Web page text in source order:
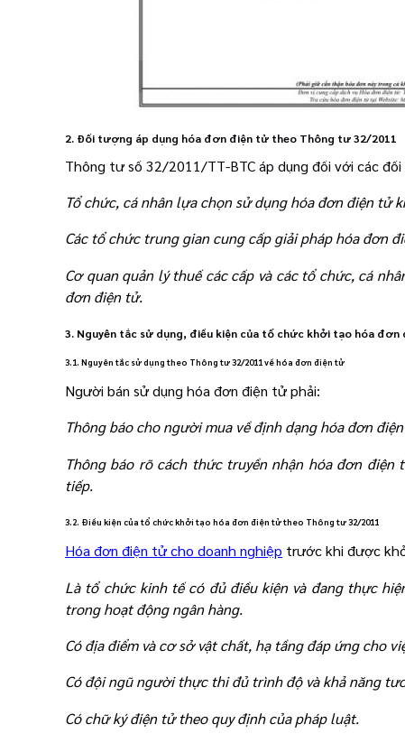
2. Đối tượng áp dụng hóa đơn điện tử theo Thông tư 32/2011
Thông tư số 32/2011/TT-BTC áp dụng đối với các
Tổ chức, cá nhân lựa chọn sử dụng hóa đơn điện tử
Các tổ chức trung gian cung cấp giải pháp hóa đơn
Cơ quan quản lý thuế các cấp và các tổ chức, cá
đơn điện tử.
3. Nguyên tắc sử dụng, điều kiện của tổ chức khởi tạo hóa
3.1. Nguyên tắc sử dụng theo Thông tư 32/2011 về hóa đơn điện tử
Người bán sử dụng hóa đơn điện tử phải:
Thông báo cho người mua về định dạng hóa đơn
Thông báo rõ cách thức truyền nhận hóa đơn
tiếp.
3.2. Điều kiện của tổ chức khởi tạo hóa đơn điện tử theo Thông tư 32/2011
Hóa đơn điện tử cho doanh nghiệp trước khi được
Là tổ chức kinh tế có đủ điều kiện và đang thực
trong hoạt động ngân hàng.
Có địa điểm và cơ sở vật chất, hạ tầng đáp ứng cho
Có đội ngũ người thực thi đủ trình độ và khả năng
Có chữ ký điện tử theo quy định của pháp luật.